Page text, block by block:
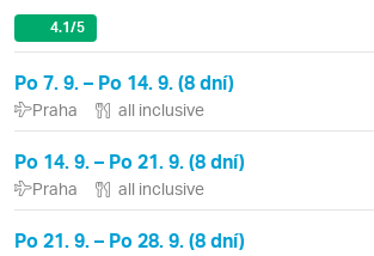
4.1/5
Po 7. 9. – Po 14. 9. (8 dní)
Praha all inclusive
Po 14. 9. – Po 21. 9. (8 dní)
Praha all inclusive
Po 21. 9. – Po 28. 9. (8 dní)